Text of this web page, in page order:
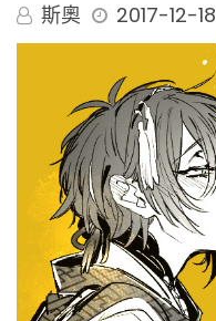
斯奧 2017-12-18